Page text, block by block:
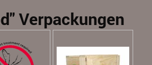
Verpackungen